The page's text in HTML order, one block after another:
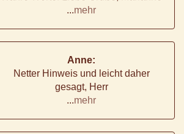
...mehr
Anne:
Netter Hinweis und leicht daher
gesagt, Herr
...mehr